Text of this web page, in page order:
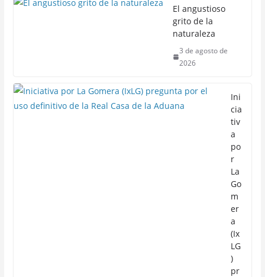
El angustioso
grito de la
naturaleza
3 de agosto de
2026
Ini
cia
tiv
a
po
r
La
Go
m
er
a
(Ix
LG
)
pr